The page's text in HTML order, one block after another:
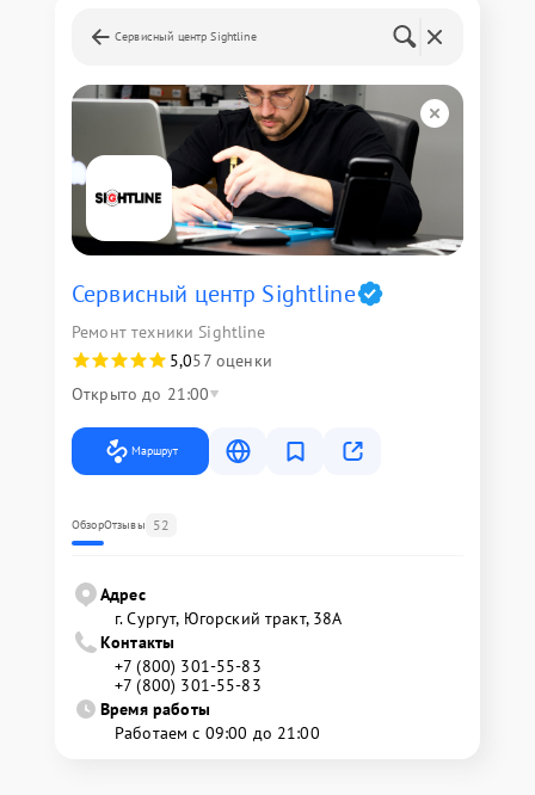
Сервисный центр Sightline
Сервисный центр Sightline
Ремонт техники Sightline
5,057 оценки
Открыто до 21:00
Маршрут
ОбзорОтзывы 52
Адрес
г. Сургут, Югорский тракт, 38А
Контакты
+7 (800) 301-55-83
+7 (800) 301-55-83
Время работы
Работаем с 09:00 до 21:00